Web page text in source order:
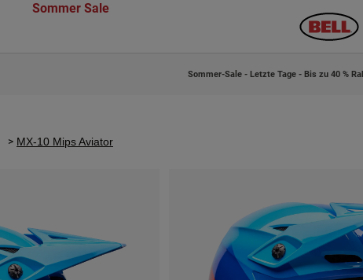
Sommer Sale
Sommer-Sale - Letzte Tage - Bis zu 40 %
MX-10 Mips Aviator